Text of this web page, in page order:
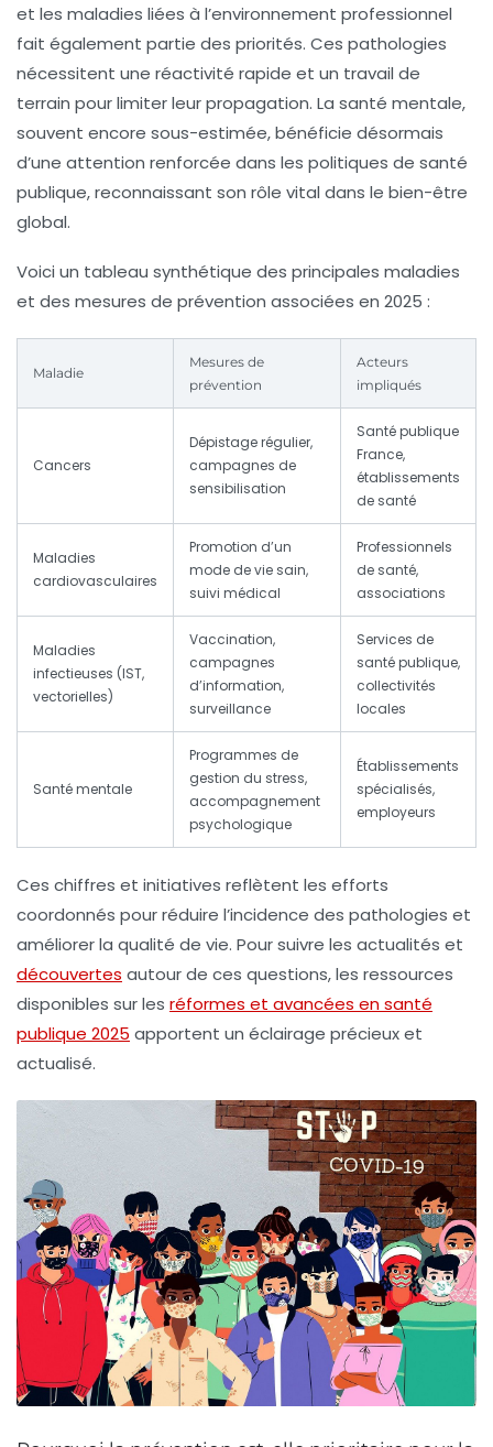
et les maladies liées à l’environnement professionnel
fait également partie des priorités. Ces pathologies
nécessitent une réactivité rapide et un travail de
terrain pour limiter leur propagation. La santé mentale,
souvent encore sous-estimée, bénéficie désormais
d’une attention renforcée dans les politiques de santé
publique, reconnaissant son rôle vital dans le bien-être
global.
Voici un tableau synthétique des principales maladies
et des mesures de prévention associées en 2025 :
Maladie
Mesures de
prévention
Acteurs
impliqués
Cancers
Dépistage régulier,
campagnes de
sensibilisation
Santé publique
France,
établissements
de santé
Maladies
cardiovasculaires
Promotion d’un
mode de vie sain,
suivi médical
Professionnels
de santé,
associations
Maladies
infectieuses (IST,
vectorielles)
Vaccination,
campagnes
d’information,
surveillance
Services de
santé publique,
collectivités
locales
Santé mentale
Programmes de
gestion du stress,
accompagnement
psychologique
Établissements
spécialisés,
employeurs
Ces chiffres et initiatives reflètent les efforts
coordonnés pour réduire l’incidence des pathologies et
améliorer la qualité de vie. Pour suivre les actualités et
découvertes autour de ces questions, les ressources
disponibles sur les réformes et avancées en santé
publique 2025 apportent un éclairage précieux et
actualisé.